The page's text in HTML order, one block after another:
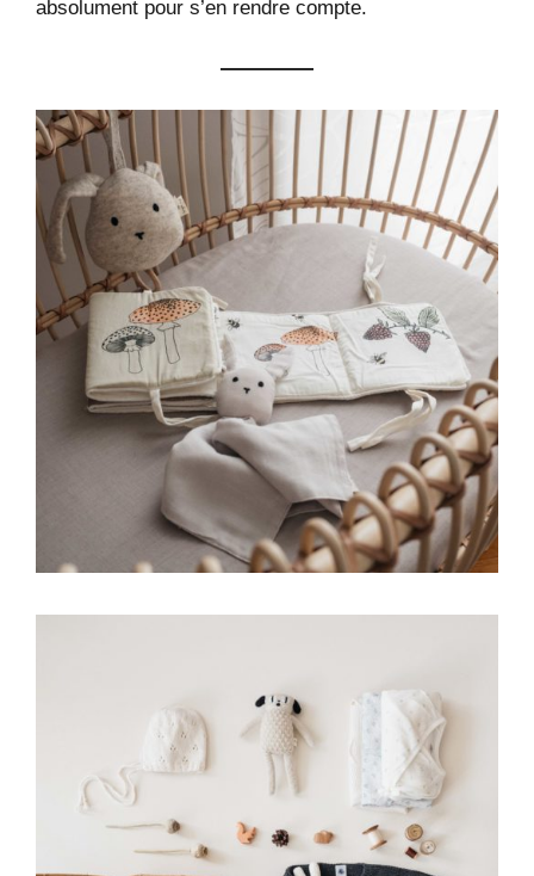
absolument pour s’en rendre compte.